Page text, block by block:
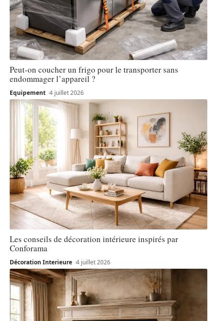
Peut-on coucher un frigo pour le transporter sans
endommager l’appareil ?
Equipement 4 juillet 2026
Les conseils de décoration intérieure inspirés par
Conforama
Décoration Interieure 4 juillet 2026